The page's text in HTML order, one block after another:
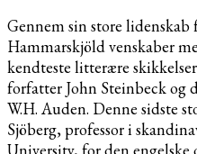
Gennem sin store
Hammarskjöld venskaber
kendteste litterære
forfatter John Steinbeck og
W.H. Auden. Denne sidste
Sjöberg, professor i
University, for den engelske